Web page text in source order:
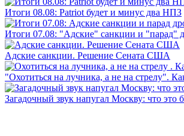
Итоги 08.08: Patriot будет и минус два НПЗ
Итоги 07.08: "Адские" санкции и "парад"
Адские санкции. Решение Сената США
"Охотиться на лучника, а не на стрелу".
Загадочный звук напугал Москву: что это